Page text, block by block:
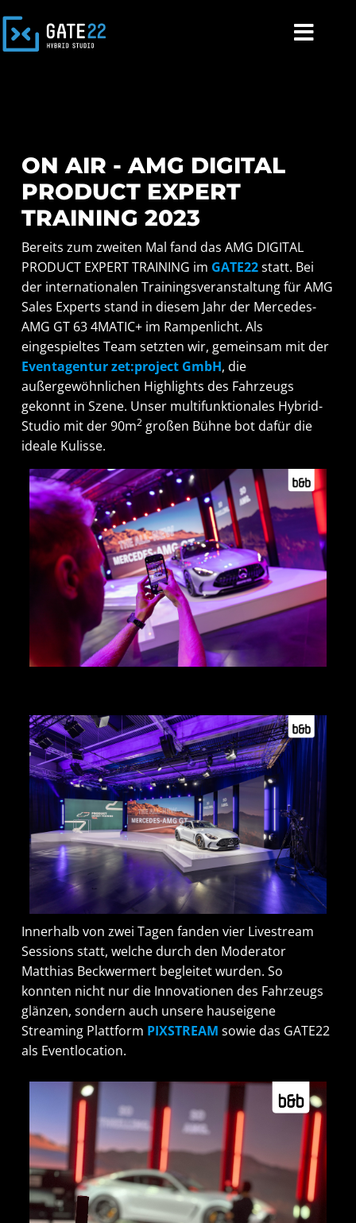
ON AIR - AMG DIGITAL
PRODUCT EXPERT
TRAINING 2023
Bereits zum zweiten Mal fand das AMG DIGITAL
PRODUCT EXPERT TRAINING im GATE22statt. Bei
der internationalen Trainingsveranstaltungfür AMG
Sales Experts stand in diesem Jahr der Mercedes-
AMG GT 63 4MATIC+ im Rampenlicht. Als
eingespieltes Team setzten wir, gemeinsam mit der
Eventagenturzet:project GmbH, die
außergewöhnlichen Highlights des Fahrzeugs
gekonnt in Szene. Unser multifunktionales Hybrid-
Studio mit der 90m2 großen Bühne botdafürdie
ideale Kulisse.
Innerhalb von zwei Tagen fanden vier Livestream
Sessions statt, welche durch den Moderator
Matthias Beckwermert begleitet wurden. So
konnten nicht nur die Innovationen des Fahrzeugs
glänzen, sondern auch unsere hauseigene
Streaming Plattform PIXSTREAM sowiedas GATE22
als Eventlocation.